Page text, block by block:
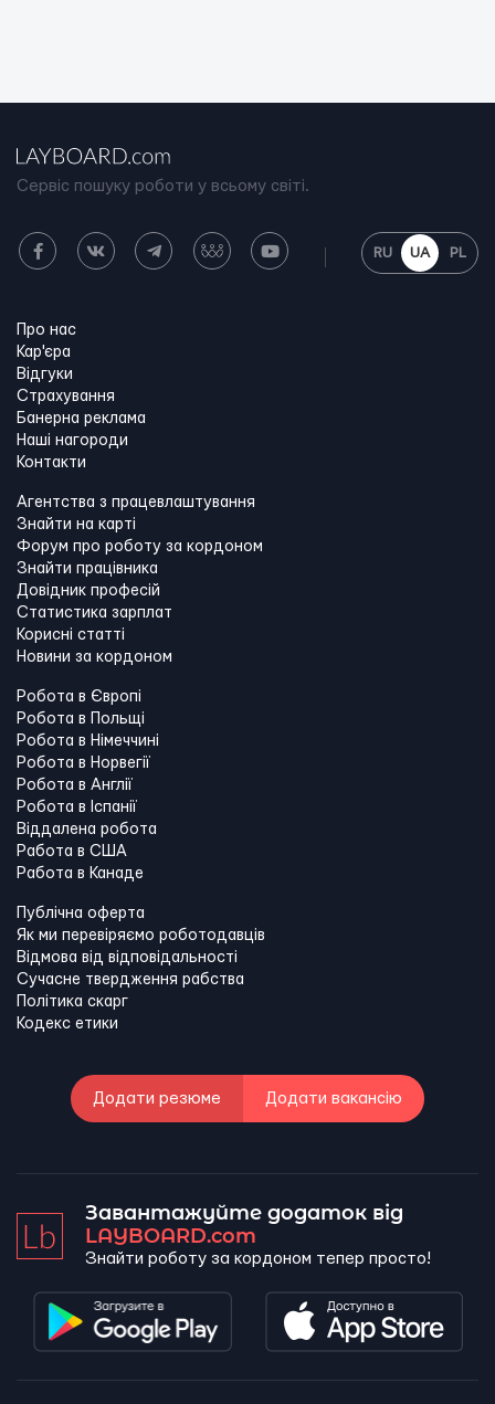
Сервіс пошуку роботи у всьому світі.
RU UA PL
Про нас
Кар'єра
Відгуки
Страхування
Банерна реклама
Наші нагороди
Контакти
Агентства з працевлаштування
Знайти на карті
Форум про роботу за кордоном
Знайти працівника
Довідник професій
Статистика зарплат
Корисні статті
Новини за кордоном
Робота в Європі
Робота в Польщі
Робота в Німеччині
Робота в Норвегії
Робота в Англії
Робота в Іспанії
Віддалена робота
Работа в США
Работа в Канадe
Публічна оферта
Як ми перевіряємо роботодавців
Відмова від відповідальності
Сучасне твердження рабства
Політика скарг
Кодекс етики
Додати резюме Додати вакансію
Завантажуйте додаток від
LAYBOARD.com
Знайти роботу за кордоном тепер просто!